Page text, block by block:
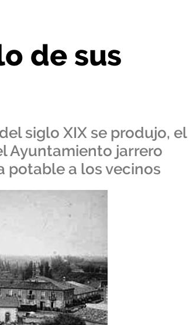
de sus
siglo XIX se produjo, el
Ayuntamiento jarrero
potable a los vecinos